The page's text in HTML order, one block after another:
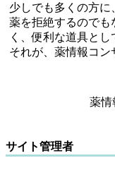
少しでも多くの方に
薬を拒絶するのでも
く、便利な道具とし
それが、薬情報コン
薬
サイト管理者